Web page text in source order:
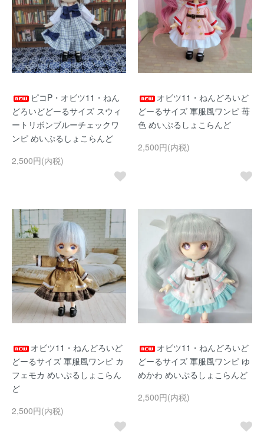
ピコP・オビツ11・ねん
どろいどどーるサイズ スウィ
ートリボンブルーチェックワ
ンピ めいぷるしょこらんど
2,500円(内税)
オビツ11・ねんどろいど
どーるサイズ 軍服風ワンピ 苺
色 めいぷるしょこらんど
2,500円(内税)
オビツ11・ねんどろいど
どーるサイズ 軍服風ワンピ カ
フェモカ めいぷるしょこらん
ど
2,500円(内税)
オビツ11・ねんどろいど
どーるサイズ 軍服風ワンピ ゆ
めかわ めいぷるしょこらんど
2,500円(内税)